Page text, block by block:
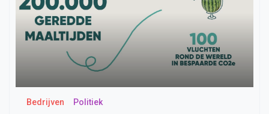
Bedrijven Politiek